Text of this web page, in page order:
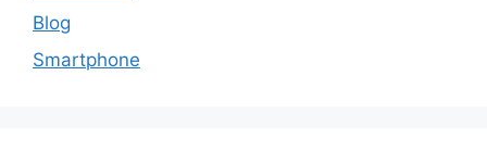
Blog
Smartphone